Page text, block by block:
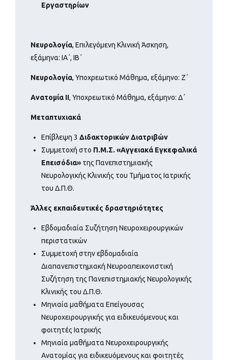
Εργαστηρίων
Νευρολογία, Επιλεγόμενη Κλινική Άσκηση,
εξάμηνα: ΙΑ΄, ΙΒ΄
Νευρολογία, Υποχρεωτικό Μάθημα, εξάμηνο: Ζ΄
Ανατομία ΙΙ, Υποχρεωτικό Μάθημα, εξάμηνο: Δ΄
Μεταπτυχιακά
Επίβλεψη 3 Διδακτορικών Διατριβών
Συμμετοχή στο Π.Μ.Σ. «Αγγειακά Εγκεφαλικά
Επεισόδια» της Πανεπιστημιακής
Νευρολογικής Κλινικής του Τμήματος Ιατρικής
του Δ.Π.Θ.
Άλλες εκπαιδευτικές δραστηριότητες
Εβδομαδιαία Συζήτηση Νευροχειρουργικών
περιστατικών
Συμμετοχή στην εβδομαδιαία
Διαπανεπιστημιακή Νευροαπεικονιστική
Συζήτηση της Πανεπιστημιακής Νευρολογικής
Κλινικής του Δ.Π.Θ.
Μηνιαία μαθήματα Επείγουσας
Νευροχειρουργικής για ειδικευόμενους και
φοιτητές Ιατρικής
Μηνιαία μαθήματα Νευροχειρουργικής
Ανατομίας για ειδικευόμενους και φοιτητές